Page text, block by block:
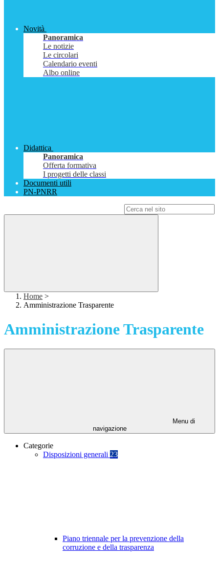
Novità
Panoramica
Le notizie
Le circolari
Calendario eventi
Albo online
Didattica
Panoramica
Offerta formativa
I progetti delle classi
Documenti utili
PN-PNRR
Home >
Amministrazione Trasparente
Amministrazione Trasparente
Menu di
navigazione
Categorie
Disposizioni generali 23
Piano triennale per la prevenzione della
corruzione e della trasparenza